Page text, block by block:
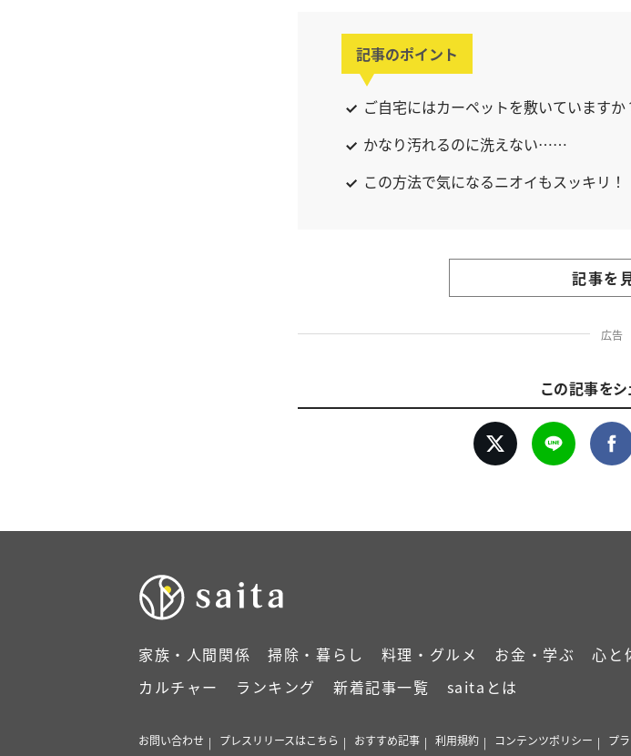
記事のポイント
ご自宅にはカーペットを敷いていますか
かなり汚れるのに洗えない……
この方法で気になるニオイもスッキリ！
記事を
広告
この記事をシ
家族・人間関係 掃除・暮らし 料理・グルメ お金・学ぶ
心と
カルチャー
ランキング 新着記事一覧 saitaとは
お問い合わせ プレスリリースはこちら おすすめ記事 利用規約 コンテンツポリシー プ